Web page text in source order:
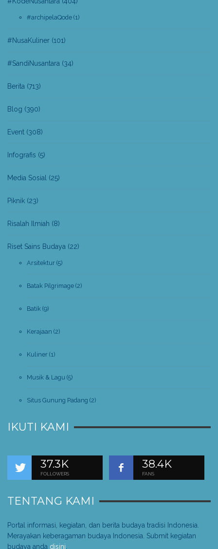
#archipelaQode (1)
#NusaKuliner (101)
#SandiNusantara (34)
Berita (713)
Blog (390)
Event (308)
Infografis (5)
Media Sosial (25)
Piknik (23)
Risalah Ilmiah (8)
Riset Sains Budaya (22)
Arsitektur (5)
Batak Pilgrimage (2)
Batik (9)
Kerajaan (2)
Kuliner (1)
Musik & Lagu (5)
Situs Gunung Padang (2)
IKUTI KAMI
37.3K
FOLLOWERS
38.4K
FANS
TENTANG KAMI
Portal informasi, kegiatan, dan berita budaya tradisi Indonesia.
Merayakan keberagaman budaya Indonesia. Submit kegiatan
budaya anda disini